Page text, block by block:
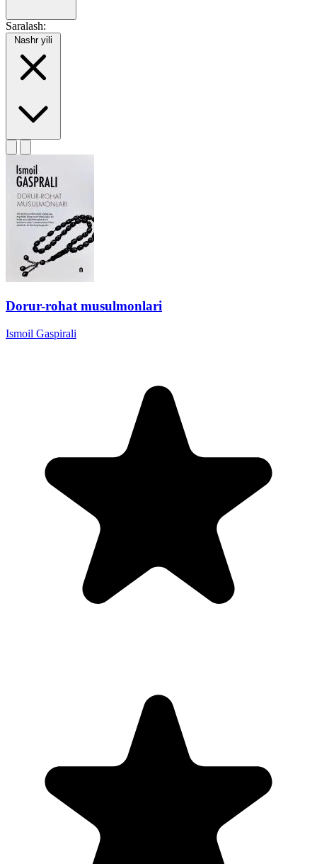
Saralash:
Nashr yili
Dorur-rohat musulmonlari
Ismoil Gaspirali